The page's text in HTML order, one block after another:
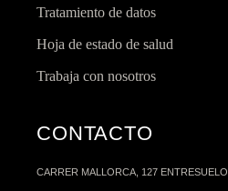
Tratamiento de datos
Hoja de estado de salud
Trabaja con nosotros
CONTACTO
CARRER MALLORCA, 127